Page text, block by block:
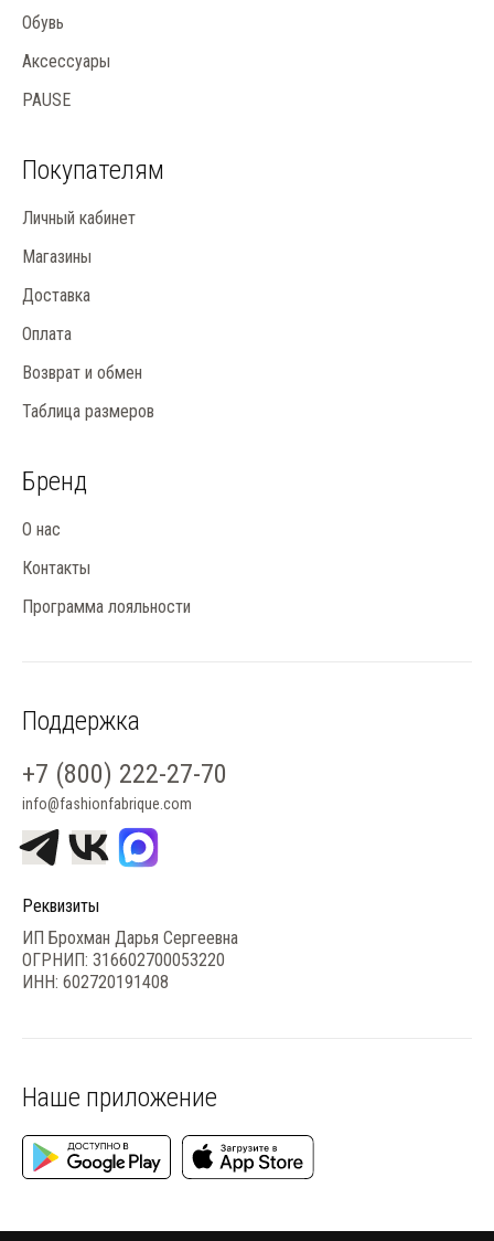
Обувь
Аксессуары
PAUSE
Покупателям
Личный кабинет
Магазины
Доставка
Оплата
Возврат и обмен
Таблица размеров
Бренд
О нас
Контакты
Программа лояльности
Наше приложение
Поддержка
+7 (800) 222-27-70
info@fashionfabrique.com
Реквизиты
ИП Брохман Дарья Сергеевна
ОГРНИП: 316602700053220
ИНН: 602720191408